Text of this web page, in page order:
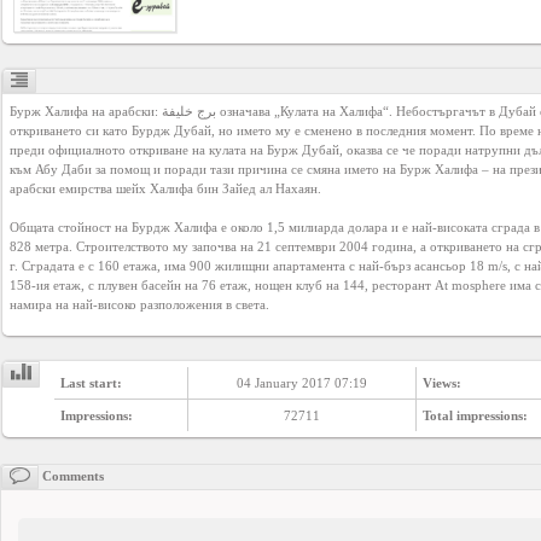
YEPSE.COM
us
User
Privacy
Policy
Contact
us
Бурж Халифа на арабски: برج خليفة означава „Кулата на Халифа“. Небостъргачът в Дубай е известен преди
откриването си като Бурдж Дубай, но името му е сменено в последния момент. По време
преди официалното откриване на кулата на Бурж Дубай, оказва се че поради натрупни
към Абу Даби за помощ и поради тази причина се смяна името на Бурж Халифа – на
арабски емирства шейх Халифа бин Зайед ал Нахаян.
Общата стойност на Бурдж Халифа е около 1,5 милиарда долара и е най-високата сграда
828 метра. Строителството му започва на 21 септември 2004 година, а откриването на
г. Сградата е с 160 етажа, има 900 жилищни апартамента с най-бърз асансьор 18 m/s, с
158-ия етаж, с плувен басейн на 76 етаж, нощен клуб на 144, ресторант At mosphere има
намира на най-високо разположения в света.
Last start: 04 January 2017 07:19 Views:
Impressions: 72711 Total impressions:
Comments